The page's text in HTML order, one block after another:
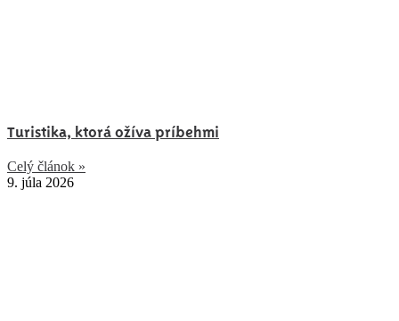
Turistika, ktorá ožíva príbehmi
Celý článok »
9. júla 2026